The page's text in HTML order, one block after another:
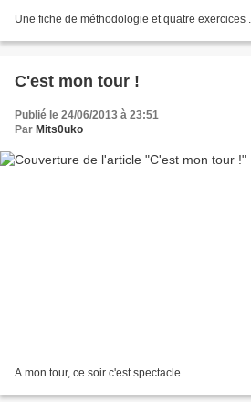
Une fiche de méthodologie et quatre exercices ...
C'est mon tour !
Publié le 24/06/2013 à 23:51
Par Mits0uko
A mon tour, ce soir c'est spectacle ...